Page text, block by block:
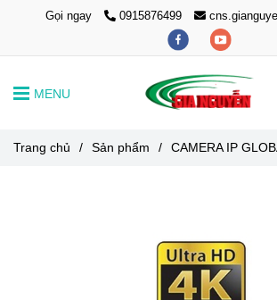
Gọi ngay 0915876499
MENU
Trang chủ / Sản phẩm / CAMERA IP